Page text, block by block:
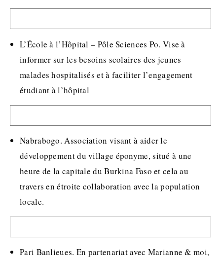
L’École à l’Hôpital – Pôle Sciences Po. Vise à
informer sur les besoins scolaires des jeunes
malades hospitalisés et à faciliter l’engagement
étudiant à l’hôpital
Nabrabogo. Association visant à aider le
développement du village éponyme, situé à une
heure de la capitale du Burkina Faso et cela au
travers en étroite collaboration avec la population
locale.
Pari Banlieues. En partenariat avec Marianne & moi,